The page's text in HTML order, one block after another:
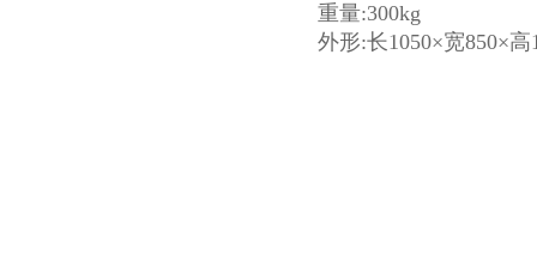
重量:300kg
外形:长1050×宽850×高